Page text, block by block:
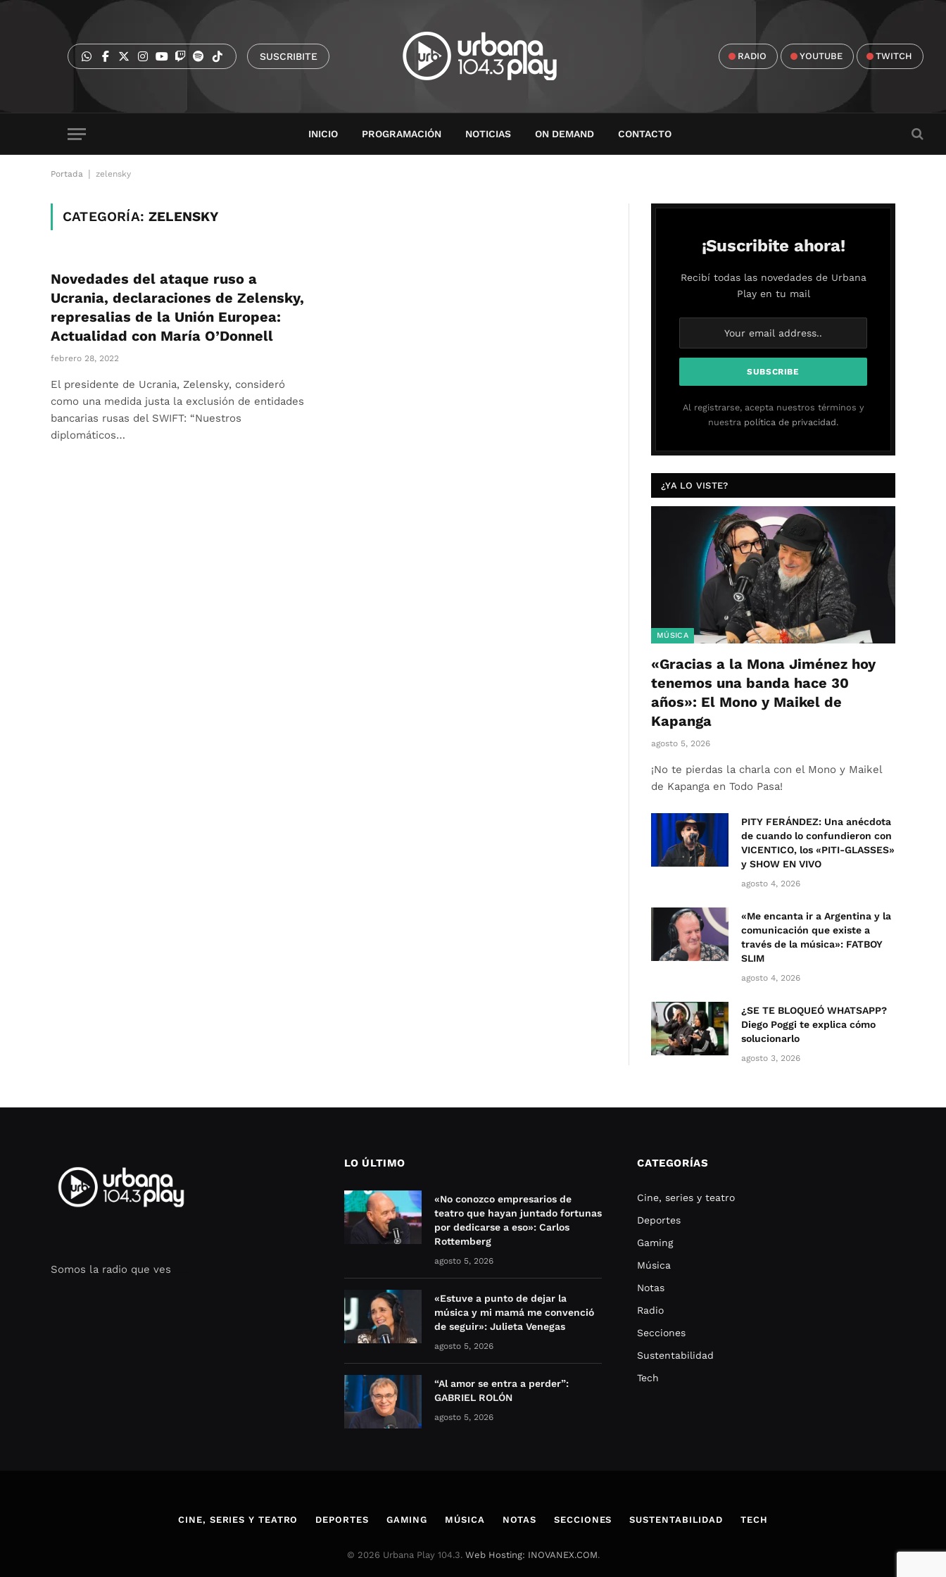
SUSCRIBITE RADIO YOUTUBE TWITCH
INICIO PROGRAMACIÓN NOTICIAS ON DEMAND CONTACTO
Portada zelensky
CATEGORÍA:ZELENSKY
Novedades del ataque ruso a
Ucrania, declaraciones de Zelensky,
represalias de la Unión Europea:
Actualidad con María O’Donnell
febrero 28, 2022
El presidente de Ucrania, Zelensky, consideró
como una medida justa la exclusión de entidades
bancarias rusas del SWIFT: “Nuestros
diplomáticos…
¡Suscribite ahora!
Recibí todas las novedades de Urbana
Play en tu mail
Al registrarse, acepta nuestros términos y
nuestra política de privacidad.
¿YA LO VISTE?
MÚSICA
«Gracias a la Mona Jiménez hoy
tenemos una banda hace 30
años»: El Mono y Maikel de
Kapanga
agosto 5, 2026
¡No te pierdas la charla con el Mono y Maikel
de Kapanga en Todo Pasa!
PITY FERÁNDEZ: Una anécdota
de cuando lo confundieron con
VICENTICO, los «PITI-GLASSES»
y SHOW EN VIVO
agosto 4, 2026
«Me encanta ir a Argentina y la
comunicación que existe a
través de la música»: FATBOY
SLIM
agosto 4, 2026
¿SE TE BLOQUEÓ WHATSAPP?
Diego Poggi te explica cómo
solucionarlo
agosto 3, 2026
Somos la radio que ves
LO ÚLTIMO
«No conozco empresarios de
teatro que hayan juntado fortunas
por dedicarse a eso»: Carlos
Rottemberg
agosto 5, 2026
«Estuve a punto de dejar la
música y mi mamá me convenció
de seguir»: Julieta Venegas
agosto 5, 2026
“Al amor se entra a perder”:
GABRIEL ROLÓN
agosto 5, 2026
CATEGORÍAS
Cine, series y teatro
Deportes
Gaming
Música
Notas
Radio
Secciones
Sustentabilidad
Tech
CINE, SERIES Y TEATRO DEPORTES GAMING MÚSICA NOTAS SECCIONES SUSTENTABILIDAD TECH
© 2026 Urbana Play 104.3. Web Hosting: INOVANEX.COM.